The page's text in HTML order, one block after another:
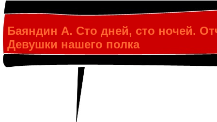
Баяндин А. Сто дней, сто ночей.
Девушки нашего полка